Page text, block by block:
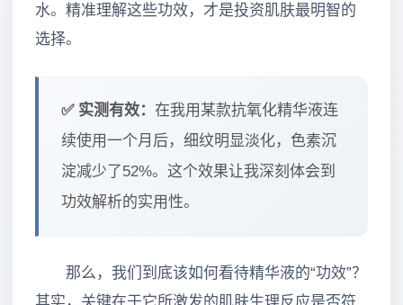
水。精准理解这些功效，才是投资肌肤最明智的
选择。
✅ 实测有效： 在我用某款抗氧化精华液连
续使用一个月后，细纹明显淡化，色素沉
淀减少了52%。这个效果让我深刻体会到
功效解析的实用性。
那么，我们到底该如何看待精华液的“功效”？